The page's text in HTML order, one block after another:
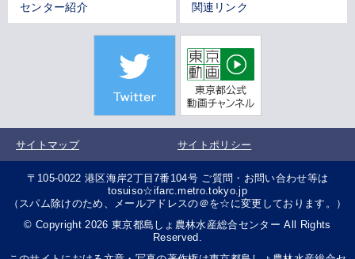
センター紹介 関連リンク
サイトマップ サイトポリシー
〒105-0022 港区海岸2丁目7番104号 ご質問・お問い合わせ等は
tosuiso☆ifarc.metro.tokyo.jp
（スパム除けのため、メールアドレスの＠を☆に変更しております。）
© Copyright 2026 東京都島しょ農林水産総合センター All Rights
Reserved.